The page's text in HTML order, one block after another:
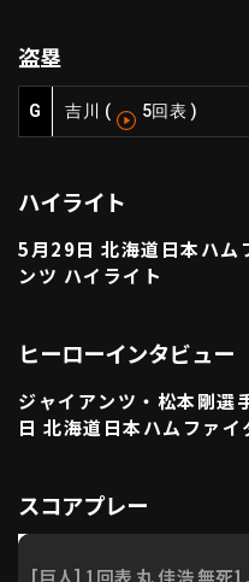
利用規約
運営会社（別ウィンドウで開く）
動画を検索（選手・チ
盗塁
G 吉川 ( 5回表 )
ハイライト
5月29日 北海道日本ハム
ンツ ハイライト
ヒーローインタビュー
ジャイアンツ・松本剛選
日 北海道日本ハムファ
スコアプレー
[巨人] 1回表 丸 佳浩 無死